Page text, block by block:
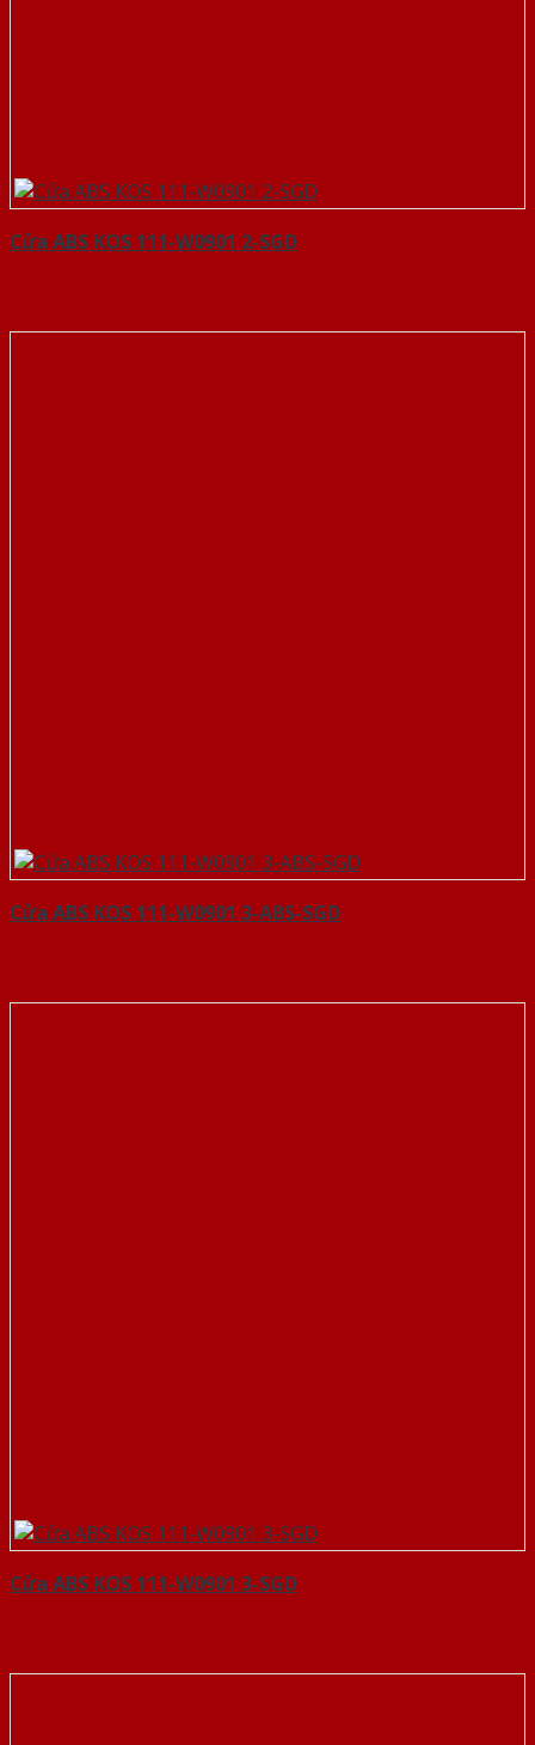
Cửa ABS KOS 111-W0901 2-SGD
Cửa ABS KOS 111-W0901 3-ABS-SGD
Cửa ABS KOS 111-W0901 3-SGD